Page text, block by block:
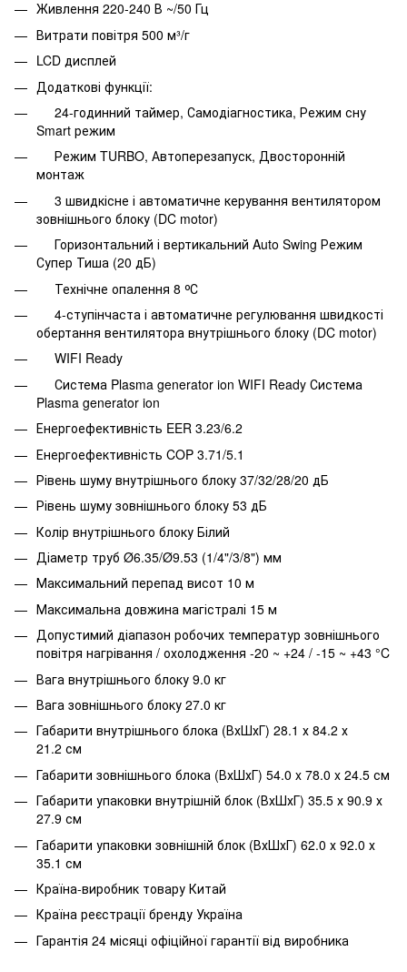
Живлення 220-240 В ~/50 Гц
Витрати повітря 500 м³/г
LCD дисплей
Додаткові функції:
24-годинний таймер, Самодіагностика, Режим сну
Smart режим
Режим TURBO, Автоперезапуск, Двосторонній
монтаж
3 швидкісне і автоматичне керування вентилятором
зовнішнього блоку (DC motor)
Горизонтальний і вертикальний Auto Swing Режим
Супер Тиша (20 дБ)
Технічне опалення 8 ᵒС
4-ступінчаста і автоматичне регулювання швидкості
обертання вентилятора внутрішнього блоку (DC motor)
WIFI Ready
Система Plasma generator ion WIFI Ready Система
Plasma generator ion
Енергоефективність EER 3.23/6.2
Енергоефективність COP 3.71/5.1
Рівень шуму внутрішнього блоку 37/32/28/20 дБ
Рівень шуму зовнішнього блоку 53 дБ
Колір внутрішнього блоку Білий
Діаметр труб Ø6.35/Ø9.53 (1/4"/3/8") мм
Максимальний перепад висот 10 м
Максимальна довжина магістралі 15 м
Допустимий діапазон робочих температур зовнішнього
повітря нагрівання / охолодження -20 ~ +24 / -15 ~ +43 °C
Вага внутрішнього блоку 9.0 кг
Вага зовнішнього блоку 27.0 кг
Габарити внутрішнього блока (ВхШхГ) 28.1 х 84.2 х
21.2 см
Габарити зовнішнього блока (ВхШхГ) 54.0 x 78.0 x 24.5 см
Габарити упаковки внутрішній блок (ВхШхГ) 35.5 х 90.9 х
27.9 см
Габарити упаковки зовнішній блок (ВхШхГ) 62.0 х 92.0 х
35.1 см
Країна-виробник товару Китай
Країна реєстрації бренду Україна
Гарантія 24 місяці офіційної гарантії від виробника